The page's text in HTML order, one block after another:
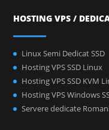
HOSTING VPS /
Linux Semi Dedicat SSD
Hosting VPS SSD Linux
Hosting VPS SSD KVM
Hosting VPS Windows
Servere dedicate